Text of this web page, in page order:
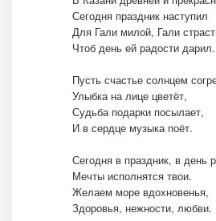
Сегодня праздник наступил
Для Гали милой, Гали
Чтоб день ей радости дарил.
Пусть счастье солнцем
Улыбка на лице цветёт,
Судьба подарки посылает,
И в сердце музыка поёт.
Сегодня в праздник, в день
Мечты исполнятся твои.
Желаем море вдохновенья,
Здоровья, нежности, любви.